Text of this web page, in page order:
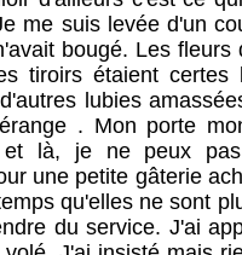
me suis levée d'un
bougé. Les fleurs
tiroirs étaient certes
lubies
. Mon porte
là, je ne peux
une petite gâterie
qu'elles ne sont
du service. J'ai